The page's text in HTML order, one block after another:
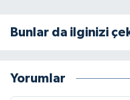
Bunlar da ilginizi
Yorumlar